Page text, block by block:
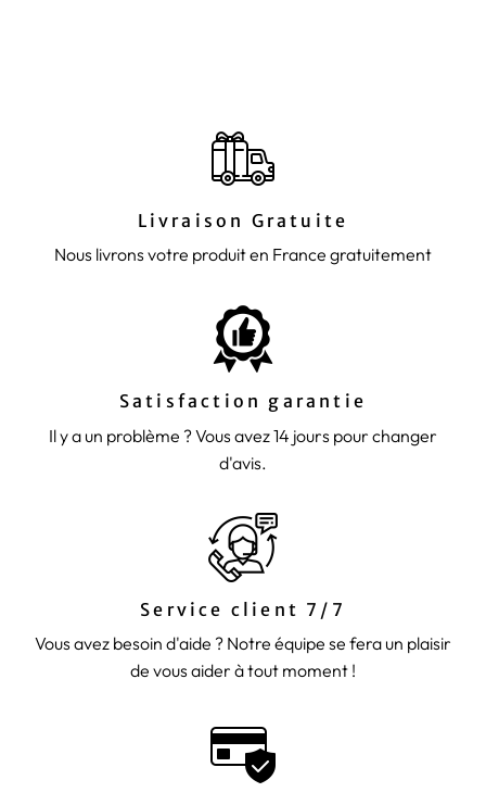
Livraison Gratuite
Nous livrons votre produit en France gratuitement
Satisfaction garantie
Il y a un problème ? Vous avez 14 jours pour changer
d'avis.
Service client 7/7
Vous avez besoin d'aide ? Notre équipe se fera un plaisir
de vous aider à tout moment !